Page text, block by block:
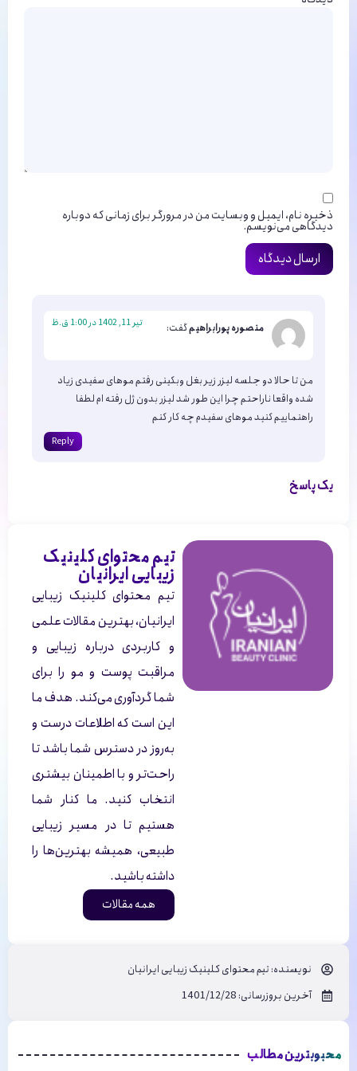
یک پاسخ
منصوره پورابراهیمگفت: تیر 11, 1402 در 1:00 ق.ظ
من تا حالا دو جلسه لیزر زیر بغل وبکینی رفتم موهای سفیدی زیاد
شده واقعا ناراحتم چرا این طور شد لیزر بدون ژل رفته ام لطفا
راهنماییم کنید موهای سفیدم چه کار کنم
Reply
ذخیره نام، ایمیل و وبسایت من در مرورگر برای زمانی که دوباره
دیدگاهی می‌نویسم.
تیم محتوای کلینیک
زیبایی ایرانیان
تیم محتوای کلینیک زیبایی
ایرانیان، بهترین مقالات علمی
و کاربردی درباره زیبایی و
مراقبت پوست و مو را برای
شما گردآوری می‌کند. هدف ما
این است که اطلاعات درست و
به‌روز در دسترس شما باشد تا
راحت‌تر و با اطمینان بیشتری
انتخاب کنید. ما کنار شما
هستیم تا در مسیر زیبایی
طبیعی، همیشه بهترین‌ها را
داشته باشید.
همه مقالات
نویسنده:تیم محتوای کلینیک زیبایی ایرانیان
آخرین بروزرسانی: 1401/12/28
محبوبترین مطالب